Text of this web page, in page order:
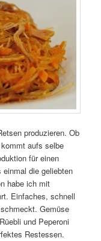
produzieren. Ob
aufs selbe
für einen
die geliebten
habe ich mit
Einfaches, schnell
Gemüse
und Peperoni
Restessen.